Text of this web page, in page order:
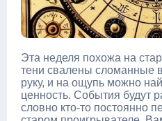
Эта неделя похожа на
тени свалены сломанные
руку, и на ощупь можно
ценность. События будут
словно кто-то постоянно